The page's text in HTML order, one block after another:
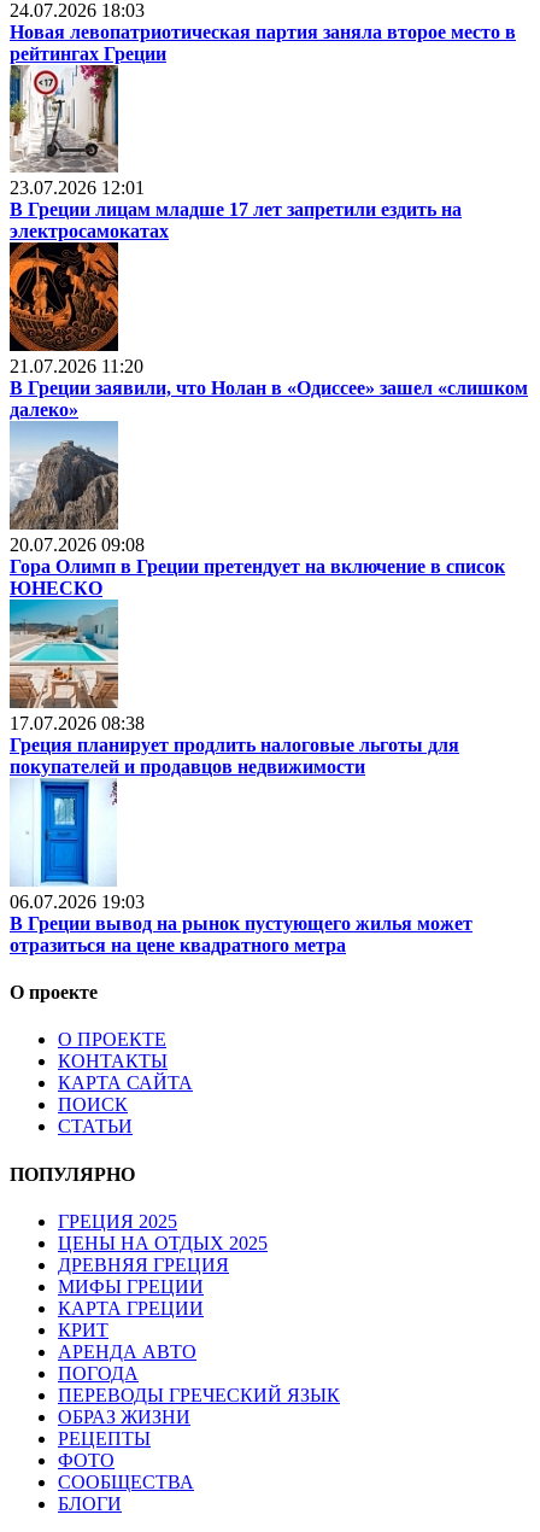
24.07.2026 18:03
Новая левопатриотическая партия заняла второе место в
рейтингах Греции
23.07.2026 12:01
В Греции лицам младше 17 лет запретили ездить на
электросамокатах
21.07.2026 11:20
В Греции заявили, что Нолан в «Одиссее» зашел «слишком
далеко»
20.07.2026 09:08
Гора Олимп в Греции претендует на включение в список
ЮНЕСКО
17.07.2026 08:38
Греция планирует продлить налоговые льготы для
покупателей и продавцов недвижимости
06.07.2026 19:03
В Греции вывод на рынок пустующего жилья может
отразиться на цене квадратного метра
О проекте
О ПРОЕКТЕ
КОНТАКТЫ
КАРТА САЙТА
ПОИСК
СТАТЬИ
ПОПУЛЯРНО
ГРЕЦИЯ 2025
ЦЕНЫ НА ОТДЫХ 2025
ДРЕВНЯЯ ГРЕЦИЯ
МИФЫ ГРЕЦИИ
КАРТА ГРЕЦИИ
КРИТ
АРЕНДА АВТО
ПОГОДА
ПЕРЕВОДЫ ГРЕЧЕСКИЙ ЯЗЫК
ОБРАЗ ЖИЗНИ
РЕЦЕПТЫ
ФОТО
СООБЩЕСТВА
БЛОГИ